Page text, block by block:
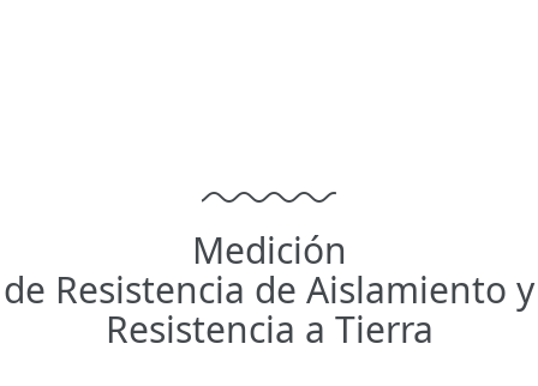
Medición
de Resistencia de Aislamiento y
Resistencia a Tierra